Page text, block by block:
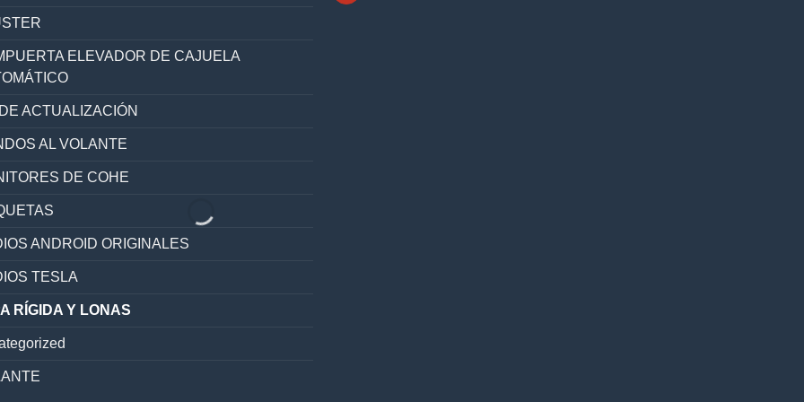
ELEVADOR DE CAJUELA
ACTUALIZACIÓN
AL VOLANTE
DE COHE
ANDROID ORIGINALES
TESLA
RÍGIDA Y LONAS